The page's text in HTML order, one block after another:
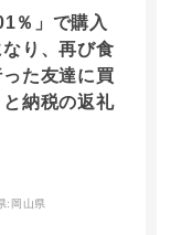
％」で購入
り、再び食
た友達に買
納税の返礼
: 岡山県